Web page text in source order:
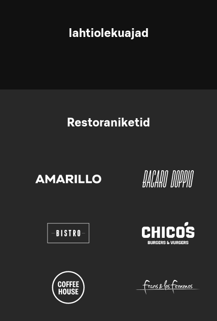
lahtiolekuajad
Restoraniketid